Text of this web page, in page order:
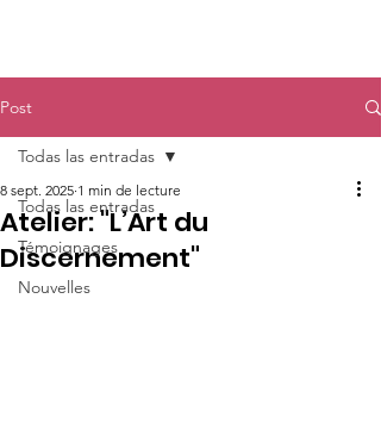
Post
Todas las entradas
Témoignages
Nouvelles
Todas las entradas
Atelier: "L’Art du
Discernement"
8 sept. 2025 1 min de lecture